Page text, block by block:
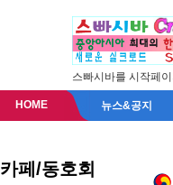
스빠시바를 시작페
HOME 뉴스&공지
카페/동호회